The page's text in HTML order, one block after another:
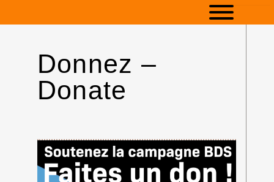
Donnez –
Donate